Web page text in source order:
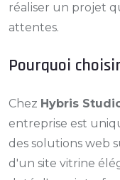
réaliser un projet
attentes.
Pourquoi
Chez Hybris
entreprise est
des solutions web
d'un site vitrine